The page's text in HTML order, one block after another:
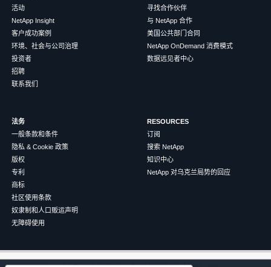
活动
NetApp Insight
客户成功案例
环境、社会与公司治理
投资者
招聘
联系我们
寻找合作伙伴
与 NetApp 合作
美国公共部门合同
NetApp OnDemand 消费模式
数据远见者中心
法务
一般条款和条件
隐私 & Cookie 政策
版权
专利
商标
社区使用条款
奴隶制和人口贩运声明
无障碍使用
RESOURCES
订阅
搜索 NetApp
知识中心
NetApp 对乌克兰局势的回应